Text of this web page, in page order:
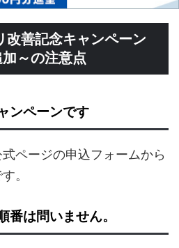
改善記念キャンペーン
～の注意点
ンペーンです
ページの申込フォームから
。
番は問いません。